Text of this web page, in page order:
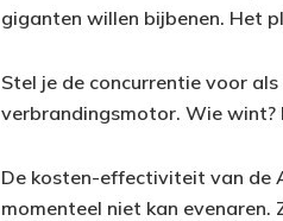
giganten willen bijbenen. Het
Stel je de concurrentie voor
verbrandingsmotor. Wie
De kosten-effectiviteit van de
momenteel niet kan evenaren.